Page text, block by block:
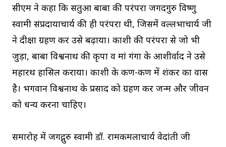
सीएम ने कहा कि सतुआ बाबा की परंपरा जगदगुरु विष्णु
स्वामी संप्रदायाचार्य की ही परंपरा थी, जिसमें वल्लभाचार्य जी
ने दीक्षा ग्रहण कर उसे बढ़ाया। काशी की परंपरा से जो भी
जुड़ा, बाबा विश्वनाथ की कृपा व मां गंगा के आशीर्वाद ने उसे
महारथ हासिल कराया। काशी के कण-कण में शंकर का वास
है। भगवान विश्वनाथ के प्रसाद को ग्रहण कर जन्म और जीवन
को धन्य करना चाहिए।
समारोह में जगद्गुरु स्वामी डॉ. रामकमलाचार्य वेदांती जी